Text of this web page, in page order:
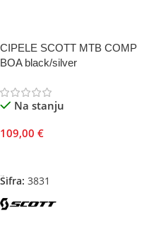
CIPELE SCOTT MTB COMP
BOA black/silver
Na stanju
109,00 €
Šifra: 3831